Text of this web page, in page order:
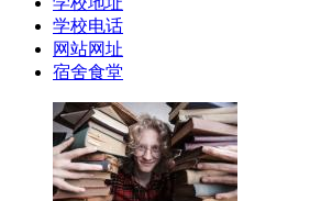
学校电话
网站网址
宿舍食堂